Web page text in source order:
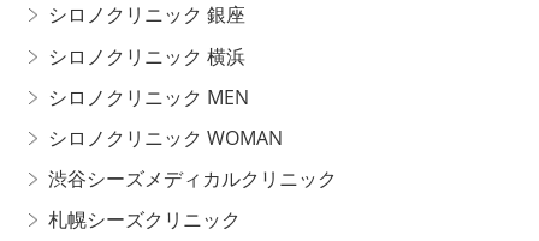
シロノクリニック 銀座
シロノクリニック 横浜
シロノクリニック MEN
シロノクリニック WOMAN
渋谷シーズメディカルクリニック
札幌シーズクリニック